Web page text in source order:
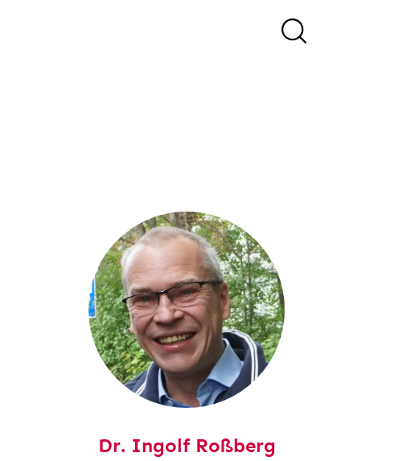
Dr. Ingolf Roßberg